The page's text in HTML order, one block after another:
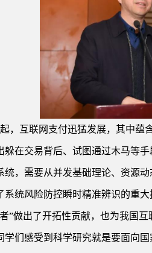
，互联网支付迅猛发展，其中蕴
躲在交易背后、试图通过木马等
统，需要从并发基础理论、资源
系统风险防控瞬时精准辨识的重
”做出了开拓性贡献，也为我国
学们感受到科学研究就是要面向